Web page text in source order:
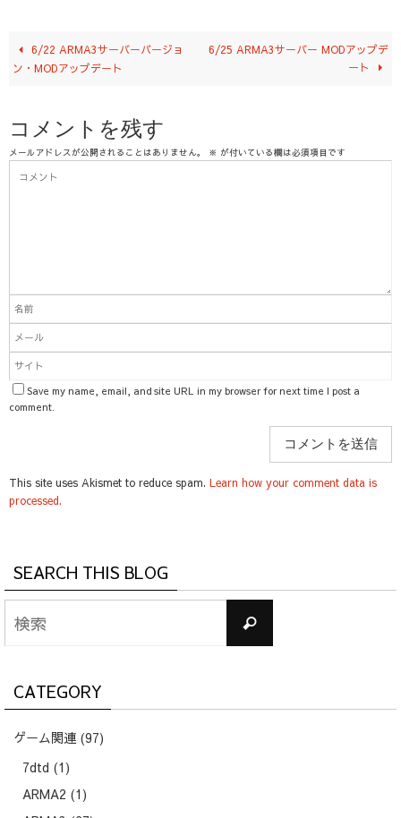
6/22 ARMA3サーバーバージョ
ン・MODアップデート
6/25 ARMA3サーバー MODアップデ
ート
コメントを残す
メールアドレスが公開されることはありません。 ※ が付いている欄は必須項目です
Save my name, email, and site URL in my browser for next time I post a
comment.
This site uses Akismet to reduce spam. Learn how your comment data is
processed.
SEARCH THIS BLOG
対
検
索
CATEGORY
ゲーム関連 (97)
7dtd (1)
ARMA2 (1)